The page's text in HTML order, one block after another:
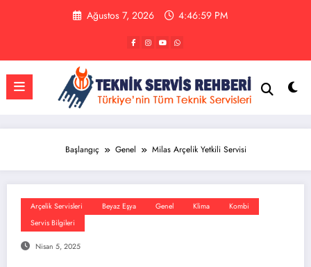
Ağustos 7, 2026 4:46:59 PM
Başlangıç Genel Milas Arçelik Yetkili Servisi
Arçelik Servisleri Beyaz Eşya Genel Klima
Kombi
Servis Bilgileri
Nisan 5, 2025